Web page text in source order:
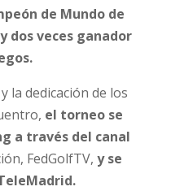
de Mundo de
dos veces ganador
la dedicación de los
el torneo se
a través del canal
FedGolfTV, y se